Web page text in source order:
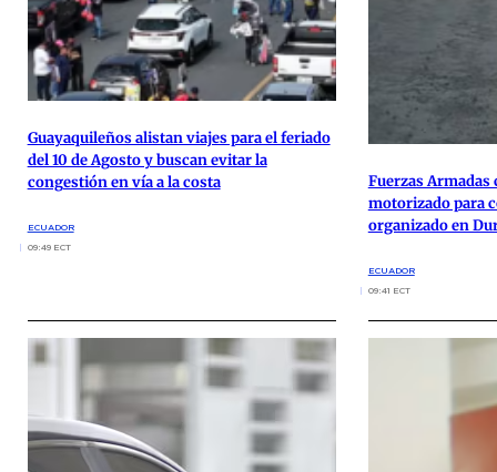
Guayaquileños alistan viajes para el feriado
del 10 de Agosto y buscan evitar la
congestión en vía a la costa
ECUADOR
09:49 ECT
Fuerzas Armadas
motorizado para
organizado en
ECUADOR
09:41 ECT